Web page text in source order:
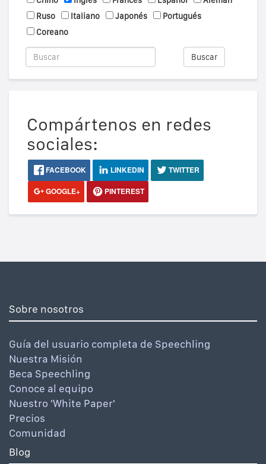
Ruso
Italiano Japonés
Portugués
Coreano
Buscar
Compártenos en redes
sociales:
FACEBOOK LINKEDIN
TWITTER
GOOGLE+
PINTEREST
Sobre nosotros
Guía del usuario completa de Speechling
Nuestra Misión
Beca Speechling
Conoce al equipo
Nuestro 'White Paper'
Precios
Comunidad
Blog